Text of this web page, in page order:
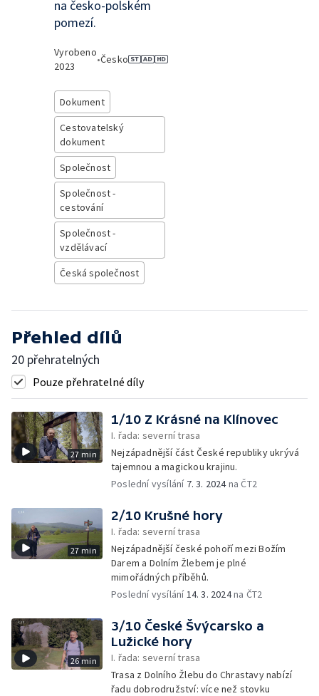
na česko-polském
pomezí.
Vyrobeno
2023
•Česko
Dokument
Cestovatelský
dokument
Společnost
Společnost -
cestování
Společnost -
vzdělávací
Česká společnost
Přehled dílů
20 přehratelných
Pouze přehratelné díly
27 min
1/10 Z Krásné na Klínovec
I. řada: severní trasa
Nejzápadnější část České republiky ukrývá
tajemnou a magickou krajinu.
Poslední vysílání 7. 3. 2024na ČT2
27 min
2/10 Krušné hory
I. řada: severní trasa
Nejzápadnější české pohoří mezi Božím
Darem a Dolním Žlebem je plné
mimořádných příběhů.
Poslední vysílání14. 3. 2024na ČT2
26 min
3/10 České Švýcarsko a
Lužické hory
I. řada: severní trasa
Trasa z Dolního Žlebu do Chrastavy nabízí
řadu dobrodružství: více než stovku